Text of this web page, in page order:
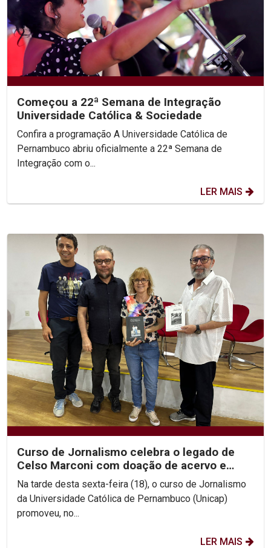
Começou a 22ª Semana de Integração
Universidade Católica & Sociedade
Confira a programação A Universidade Católica de
Pernambuco abriu oficialmente a 22ª Semana de
Integração com o...
LER MAIS
Curso de Jornalismo celebra o legado de
Celso Marconi com doação de acervo e
discussões sobre sua...
Na tarde desta sexta-feira (18), o curso de Jornalismo
da Universidade Católica de Pernambuco (Unicap)
promoveu, no...
LER MAIS